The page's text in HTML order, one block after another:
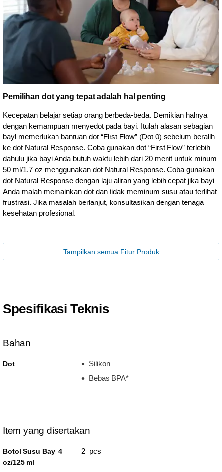
Pemilihan dot yang tepat adalah hal penting
Kecepatan belajar setiap orang berbeda-beda. Demikian halnya
dengan kemampuan menyedot pada bayi. Itulah alasan sebagian
bayi memerlukan bantuan dot “First Flow” (Dot 0) sebelum beralih
ke dot Natural Response. Coba gunakan dot “First Flow” terlebih
dahulu jika bayi Anda butuh waktu lebih dari 20 menit untuk minum
50 ml/1.7 oz menggunakan dot Natural Response. Coba gunakan
dot Natural Response dengan laju aliran yang lebih cepat jika bayi
Anda malah memainkan dot dan tidak meminum susu atau terlihat
frustrasi. Jika masalah berlanjut, konsultasikan dengan tenaga
kesehatan profesional.
Tampilkan semua Fitur Produk
Spesifikasi Teknis
Bahan
Dot
Silikon
Bebas BPA*
Item yang disertakan
Botol Susu Bayi 4
oz/125 ml
2 pcs